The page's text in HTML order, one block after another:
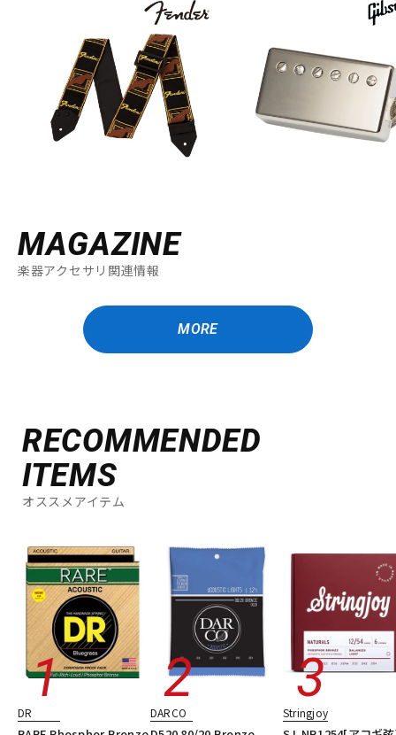
MAGAZINE
楽器アクセサリ関連情報
MORE
RECOMMENDED
ITEMS
オススメアイテム
DR DARCO Stringjoy